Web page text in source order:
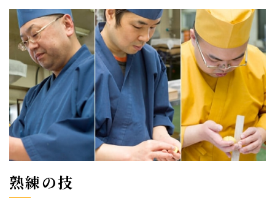
熟練の技